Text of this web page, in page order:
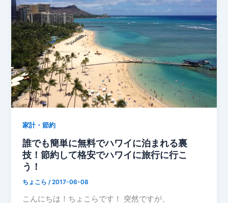
家計・節約
誰でも簡単に無料でハワイに泊まれる裏
技！節約して格安でハワイに旅行に行こ
う！
ちょこら/2017-06-08
こんにちは！ちょこらです！ 突然ですが、